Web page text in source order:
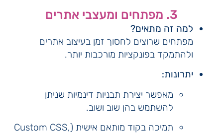
3. מפתחים ומעצבי אתרים
למה זה מתאים?
מפתחים שרוצים לחסוך זמן בעיצוב אתרים
ולהתמקד בפונקציות מורכבות יותר.
יתרונות:
מאפשר יצירת תבניות דינמיות שניתן
להשתמש בהן שוב ושוב.
תמיכה בקוד מותאם אישית (Custom CSS,